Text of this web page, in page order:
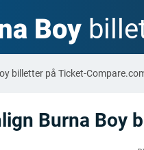
Boy
billetter på Ticket-
Burna Boy